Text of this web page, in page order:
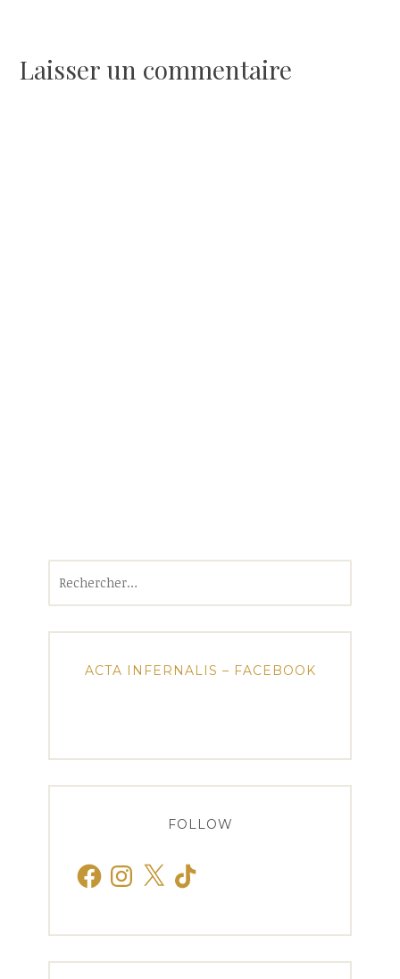
l’article
Laisser un commentaire
ACTA INFERNALIS – FACEBOOK
FOLLOW
FacebookInstagram
X TikTok